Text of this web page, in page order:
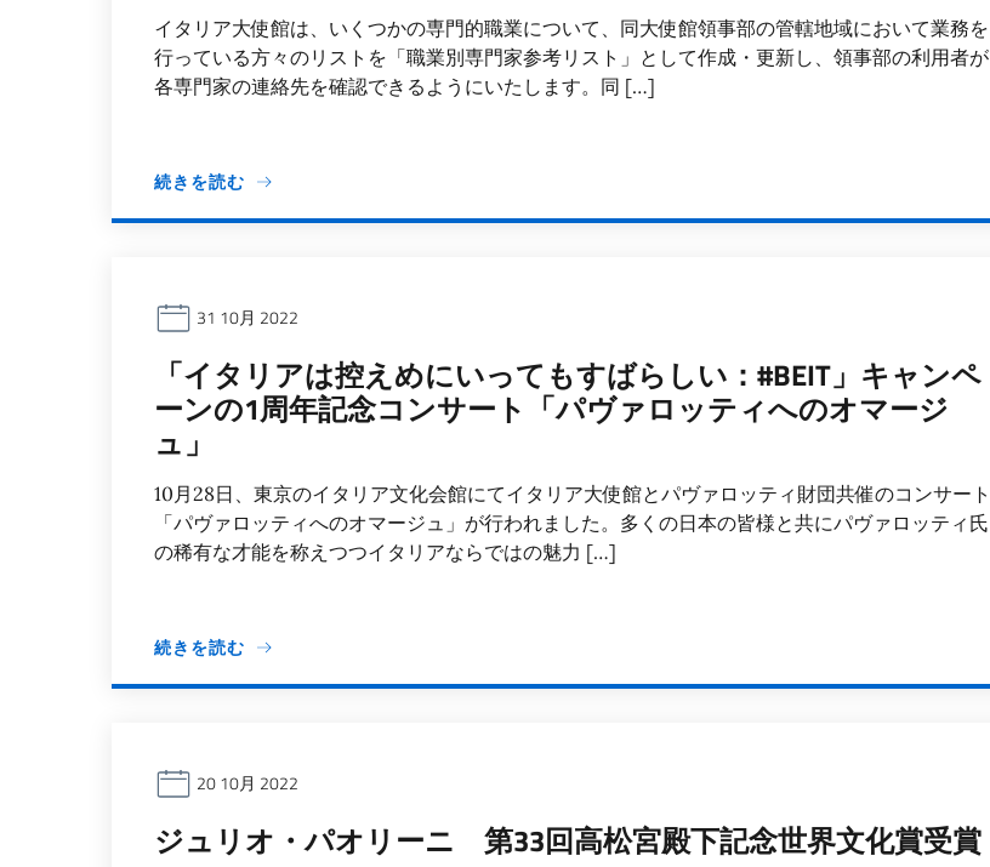
イタリア大使館は、いくつかの専門的職業について、同大使館領事部の管轄地域において業務を
行っている方々のリストを「職業別専門家参考リスト」として作成・更新し、領事部の利用者が
各専門家の連絡先を確認できるようにいたします。同 […]
続きを読む
31 10月 2022
「イタリアは控えめにいってもすばらしい：#BEIT」キャンペ
ーンの1周年記念コンサート「パヴァロッティへのオマージ
ュ」
10月28日、東京のイタリア文化会館にてイタリア大使館とパヴァロッティ財団共催のコンサート
「パヴァロッティへのオマージュ」が行われました。多くの日本の皆様と共にパヴァロッティ氏
の稀有な才能を称えつつイタリアならではの魅力 […]
続きを読む
20 10月 2022
ジュリオ・パオリーニ 第33回高松宮殿下記念世界文化賞受賞